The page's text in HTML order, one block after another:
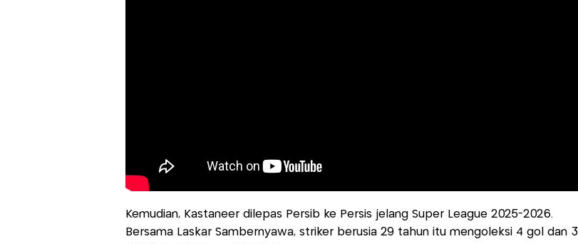
Kemudian, Kastaneer dilepas Persib ke Persis jelang Super League 2025-2026.
Bersama Laskar Sambernyawa, striker berusia 29 tahun itu mengoleksi 4 gol dan 3